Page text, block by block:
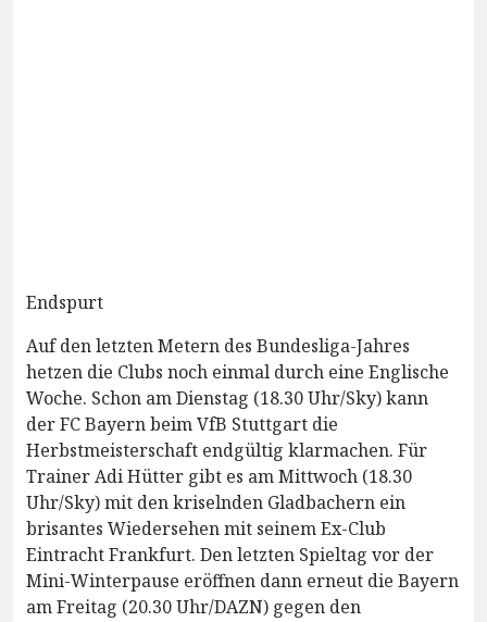
Endspurt
Auf den letzten Metern des Bundesliga-Jahres
hetzen die Clubs noch einmal durch eine Englische
Woche. Schon am Dienstag (18.30 Uhr/Sky) kann
der FC Bayern beim VfB Stuttgart die
Herbstmeisterschaft endgültig klarmachen. Für
Trainer Adi Hütter gibt es am Mittwoch (18.30
Uhr/Sky) mit den kriselnden Gladbachern ein
brisantes Wiedersehen mit seinem Ex-Club
Eintracht Frankfurt. Den letzten Spieltag vor der
Mini-Winterpause eröffnen dann erneut die Bayern
am Freitag (20.30 Uhr/DAZN) gegen den